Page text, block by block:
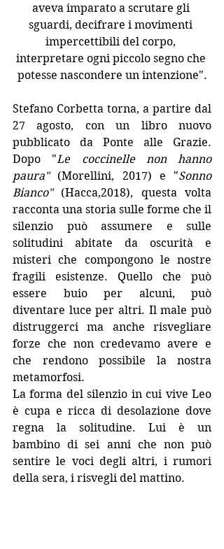
aveva imparato a scrutare gli
sguardi, decifrare i movimenti
impercettibili del corpo,
interpretare ogni piccolo segno che
potesse nascondere un intenzione".
Stefano Corbetta torna, a partire dal
27 agosto, con un libro nuovo
pubblicato da Ponte alle Grazie.
Dopo "Le coccinelle non hanno
paura" (Morellini, 2017) e "Sonno
Bianco" (Hacca,2018), questa volta
racconta una storia sulle forme che il
silenzio può assumere e sulle
solitudini abitate da oscurità e
misteri che compongono le nostre
fragili esistenze. Quello che può
essere buio per alcuni, può
diventare luce per altri. Il male può
distruggerci ma anche risvegliare
forze che non credevamo avere e
che rendono possibile la nostra
metamorfosi.
La forma del silenzio in cui vive Leo
è cupa e ricca di desolazione dove
regna la solitudine. Lui è un
bambino di sei anni che non può
sentire le voci degli altri, i rumori
della sera, i risvegli del mattino.